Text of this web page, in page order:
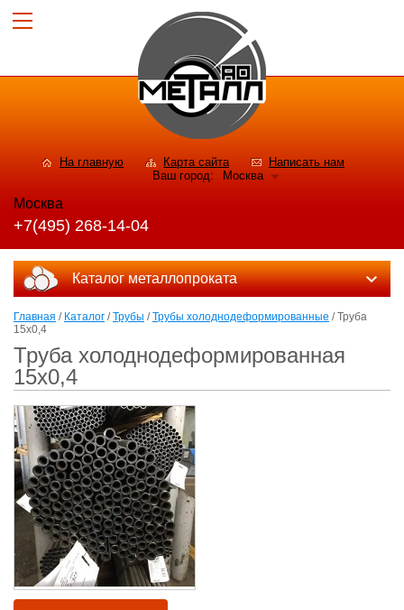
На главную Карта сайта
Написать нам
Ваш город:
Москва
Москва
+7(495) 268-14-04
Каталог металлопроката
Главная / Каталог /Трубы /Трубы холоднодеформированные / Труба
15х0,4
Труба холоднодеформированная
15х0,4